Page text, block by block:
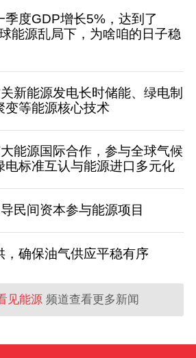
季度GDP增长5%，达到了
能源乱局下，为啥咱的日子稳
新能源发电长时储能、绿电制
变等能源核心技术
能源国际合作，参与全球气候
电标准互认与能源进口多元化
民间资本参与能源项目
，确保油气供应平稳有序
见能源 频道查看更多新闻